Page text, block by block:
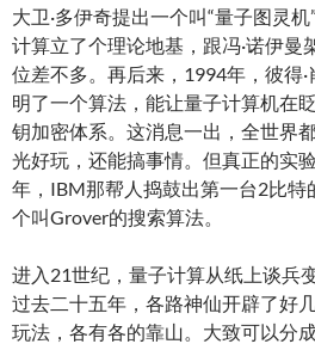
大卫·多伊奇提出一个叫“量子图灵
计算立了个理论地基，跟冯·诺伊曼
位差不多。再后来，1994年，彼得
明了一个算法，能让量子计算机在
钥加密体系。这消息一出，全世界
光好玩，还能搞事情。但真正的实
年，IBM那帮人捣鼓出第一台2比特
个叫Grover的搜索算法。
进入21世纪，量子计算从纸上谈兵
过去二十五年，各路神仙开辟了好
玩法，各有各的靠山。大致可以分